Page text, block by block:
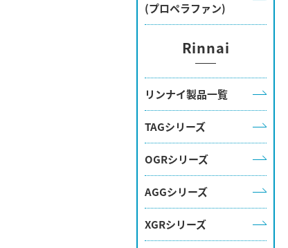
(プロペラファン)
Rinnai
リンナイ製品一覧
TAGシリーズ
OGRシリーズ
AGGシリーズ
XGRシリーズ